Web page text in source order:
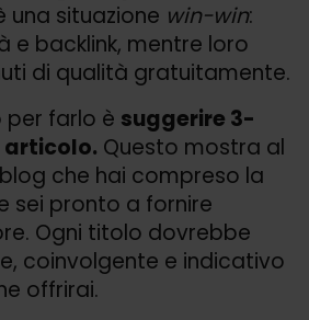
una situazione win-win:
e backlink, mentre loro
di qualità gratuitamente.
farlo è suggerire 3-
articolo. Questo mostra al
che hai compreso la
sei pronto a fornire
Ogni titolo dovrebbe
coinvolgente e indicativo
offrirai.